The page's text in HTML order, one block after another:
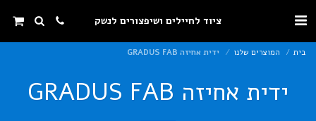
ציוד לחיילים ושיפצורים לנשק
בית המוצרים שלנו ידית אחיזה GRADUS FAB
ידית אחיזה GRADUS FAB